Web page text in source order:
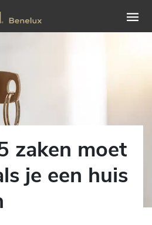
zaken moet
je een huis